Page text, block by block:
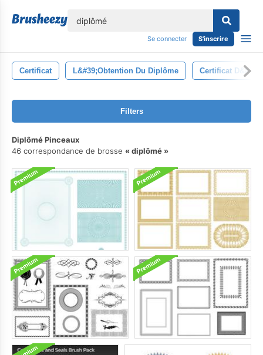
Se connecter S'inscrire
Certificat L&#39;obtention Du Diplôme Certificat
Filters
Diplômé Pinceaux
46 correspondance de brosse
diplômé